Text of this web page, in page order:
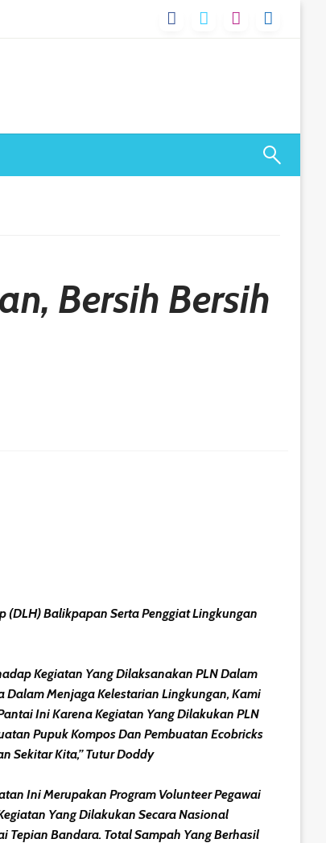
Bersih Bersih
Balikpapan Serta Penggiat Lingkungan
Kegiatan Yang Dilaksanakan PLN Dalam
Menjaga Kelestarian Lingkungan, Kami
Ini Karena Kegiatan Yang Dilakukan PLN
Pupuk Kompos Dan Pembuatan Ecobricks
Sekitar Kita,” Tutur Doddy
Ini Merupakan Program Volunteer Pegawai
Yang Dilakukan Secara Nasional
Tepian Bandara. Total Sampah Yang Berhasil